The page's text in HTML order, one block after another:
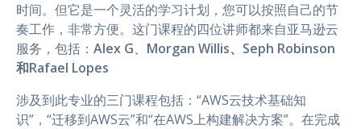
时间。但它是一个灵活的学习计划，您可以按照自己的节
奏工作，非常方便。这门课程的四位讲师都来自亚马逊云
服务，包括： Alex G、 Morgan Willis、Seph Robinson
和Rafael Lopes
涉及到此专业的三门课程包括：“AWS云技术基础知
识”，“迁移到AWS云”和“在AWS上构建解决方案”。在完成